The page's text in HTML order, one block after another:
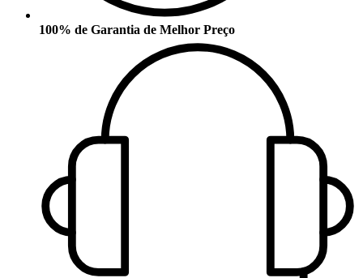
100% de Garantia de Melhor Preço